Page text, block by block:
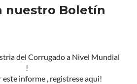
nuestro Boletín
del Corrugado a Nivel Mundial
!
este informe , registrese aqui!